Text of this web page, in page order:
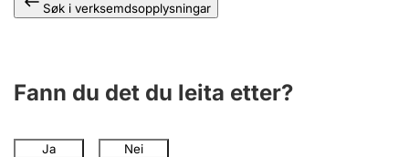
Søk i verksemdsopplysningar
Fann du det du leita etter?
Ja Nei